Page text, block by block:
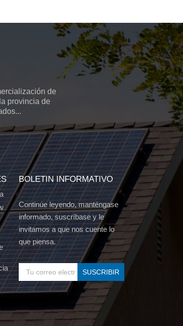
de
provincia de
BOLETIN INFORMATIVO
Continúe leyendo, manténgase
informado, suscríbase y le
invitamos a que nos cuente lo
que piensa.